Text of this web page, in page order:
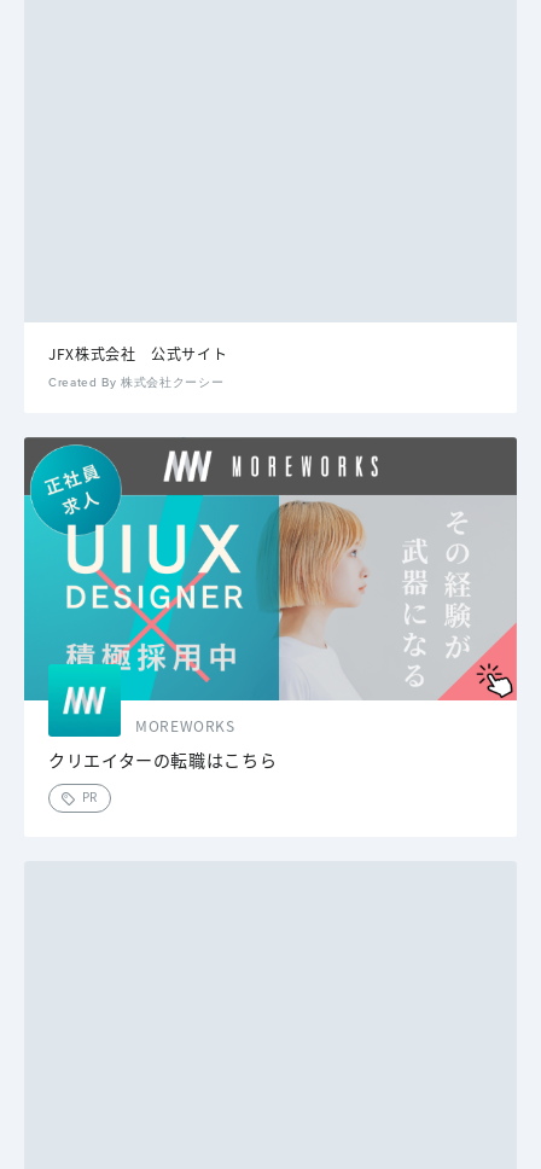
JFX株式会社 公式サイト
Created By 株式会社クーシー
MOREWORKS
クリエイターの転職はこちら
PR